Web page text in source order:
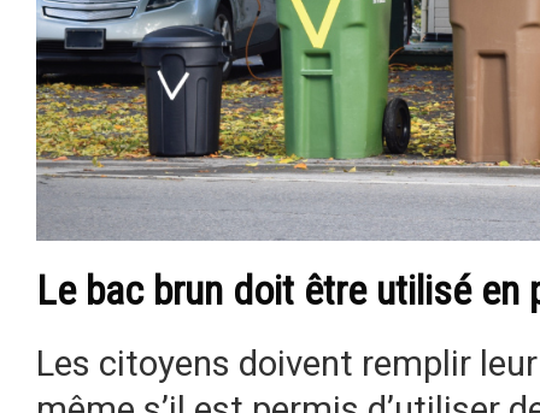
Le bac brun doit être utilisé en
Les citoyens doivent remplir